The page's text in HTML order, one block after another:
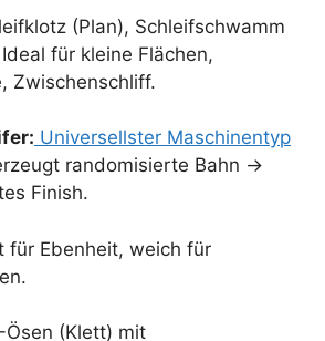
(Plan), Schleifschwamm
für kleine Flächen,
Zwischenschliff.
Universellster Maschinentyp
randomisierte Bahn →
Finish.
für Ebenheit, weich für
Ösen (Klett) mit